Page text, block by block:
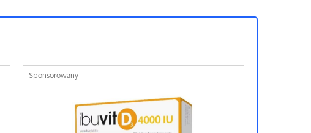
Sponsorowany